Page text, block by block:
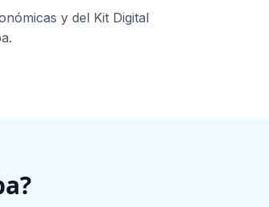
y del Kit Digital
.
?